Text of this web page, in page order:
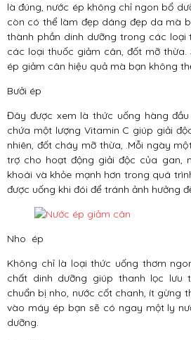
là đúng, nước ép không chỉ ngon bổ
còn có thể làm đẹp dáng đẹp da mà
thành phần dinh dưỡng trong các loại
các loại thuốc giảm cân, đốt mỡ
ép giảm cân hiệu quả mà bạn không
Bưởi ép
Đây được xem là thức uống hàng
chứa một lượng Vitamin C giúp giải
nhiên, đốt cháy mỡ thừa, .Mỗi ngày
trợ cho hoạt động giải độc của gan,
khoái và khỏe mạnh hơn trong quá
được uống khi đói để tránh ảnh hưởng
Nho ép
Không chỉ là loại thức uống thơm
chất dinh dưỡng giúp thanh lọc lưu
chuẩn bị nho, nước cốt chanh, ít gừng
vào máy ép bạn sẽ có ngay một ly
dưỡng.